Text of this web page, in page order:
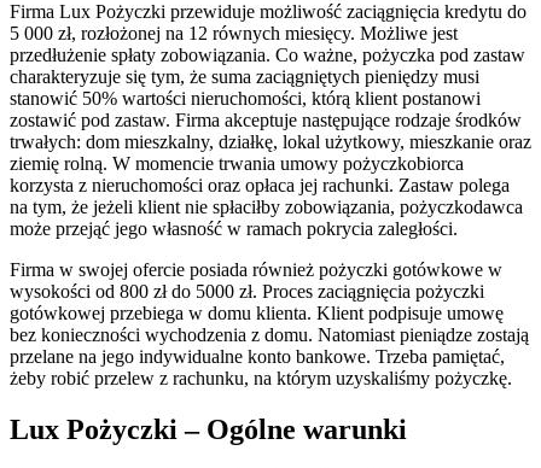
Firma Lux Pożyczki przewiduje możliwość zaciągnięcia kredytu do
5 000 zł, rozłożonej na 12 równych miesięcy. Możliwe jest
przedłużenie spłaty zobowiązania. Co ważne, pożyczka pod zastaw
charakteryzuje się tym, że suma zaciągniętych pieniędzy musi
stanowić 50% wartości nieruchomości, którą klient postanowi
zostawić pod zastaw. Firma akceptuje następujące rodzaje środków
trwałych: dom mieszkalny, działkę, lokal użytkowy, mieszkanie oraz
ziemię rolną. W momencie trwania umowy pożyczkobiorca
korzysta z nieruchomości oraz opłaca jej rachunki. Zastaw polega
na tym, że jeżeli klient nie spłaciłby zobowiązania, pożyczkodawca
może przejąć jego własność w ramach pokrycia zaległości.
Firma w swojej ofercie posiada również pożyczki gotówkowe w
wysokości od 800 zł do 5000 zł. Proces zaciągnięcia pożyczki
gotówkowej przebiega w domu klienta. Klient podpisuje umowę
bez konieczności wychodzenia z domu. Natomiast pieniądze zostają
przelane na jego indywidualne konto bankowe. Trzeba pamiętać,
żeby robić przelew z rachunku, na którym uzyskaliśmy pożyczkę.
Lux Pożyczki – Ogólne warunki